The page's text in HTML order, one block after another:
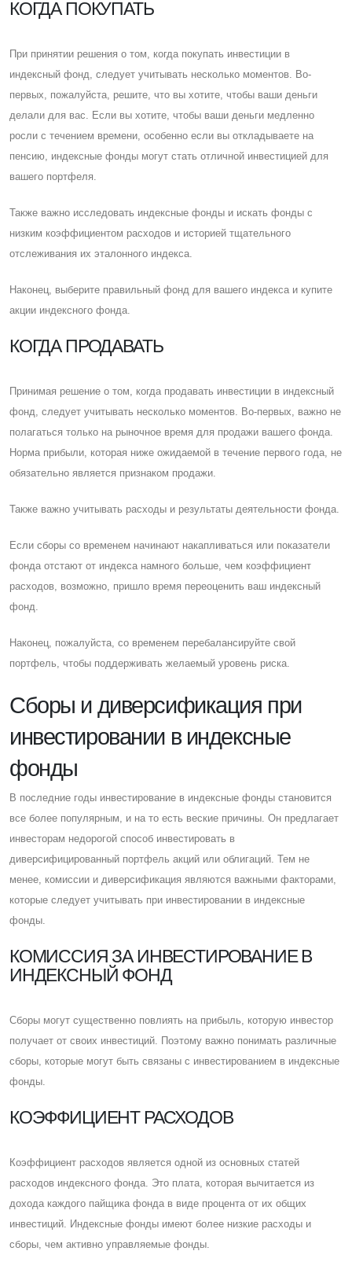
КОГДА ПОКУПАТЬ
При принятии решения о том, когда покупать инвестиции в
индексный фонд, следует учитывать несколько моментов. Во-
первых, пожалуйста, решите, что вы хотите, чтобы ваши деньги
делали для вас. Eсли вы хотите, чтобы ваши деньги медленно
росли с течением времени, особенно если вы откладываете на
пенсию, индексные фонды могут стать отличной инвестицией для
вашего портфеля.
Также важно исследовать индексные фонды и искать фонды с
низким коэффициентом расходов и историей тщательного
отслеживания их эталонного индекса.
Наконец, выберите правильный фонд для вашего индекса и купите
акции индексного фонда.
КОГДА ПРОДАВАТЬ
Принимая решение о том, когда продавать инвестиции в индексный
фонд, следует учитывать несколько моментов. Во-первых, важно не
полагаться только на рыночное время для продажи вашего фонда.
Норма прибыли, которая ниже ожидаемой в течение первого года, не
обязательно является признаком продажи.
Также важно учитывать расходы и результаты деятельности фонда.
Eсли сборы со временем начинают накапливаться или показатели
фонда отстают от индекса намного больше, чем коэффициент
расходов, возможно, пришло время переоценить ваш индексный
фонд.
Наконец, пожалуйста, со временем перебалансируйте свой
портфель, чтобы поддерживать желаемый уровень риска.
Cборы и диверсификация при
инвестировании в индексные
фонды
В последние годы инвестирование в индексные фонды становится
все более популярным, и на то есть веские причины. Он предлагает
инвесторам недорогой способ инвестировать в
диверсифицированный портфель акций или облигаций. Тем не
менее, комиссии и диверсификация являются важными факторами,
которые следует учитывать при инвестировании в индексные
фонды.
КОМИССИЯ ЗА ИНВЕСТИРОВАНИЕ В
ИНДЕКСНЫЙ ФОНД
Cборы могут существенно повлиять на прибыль, которую инвестор
получает от своих инвестиций. Поэтому важно понимать различные
сборы, которые могут быть связаны с инвестированием в индексные
фонды.
КОЭФФИЦИЕНТ РАСХОДОВ
Коэффициент расходов является одной из основных статей
расходов индексного фонда. Это плата, которая вычитается из
дохода каждого пайщика фонда в виде процента от их общих
инвестиций. Индексные фонды имеют более низкие расходы и
сборы, чем активно управляемые фонды.